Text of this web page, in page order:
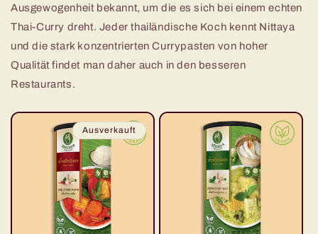
Ausgewogenheit bekannt, um die es sich bei einem echten
Thai-Curry dreht. Jeder thailändische Koch kennt Nittaya
und die stark konzentrierten Currypasten von hoher
Qualität findet man daher auch in den besseren
Restaurants.
Ausverkauft